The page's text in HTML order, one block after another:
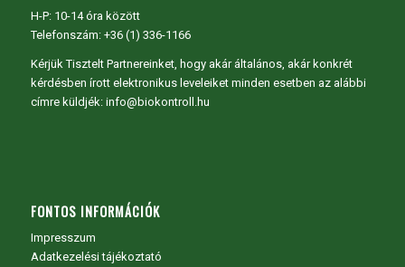
H-P: 10-14 óra között
Telefonszám: +36 (1) 336-1166
Kérjük Tisztelt Partnereinket, hogy akár általános, akár konkrét
kérdésben írott elektronikus leveleiket minden esetben az alábbi
címre küldjék: info@biokontroll.hu
FONTOS INFORMÁCIÓK
Impresszum
Adatkezelési tájékoztató